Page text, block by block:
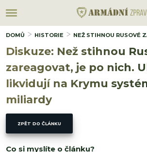
DOMŮ HISTORIE NEŽ STIHNOU RUSOVÉ
Diskuze: Než stihnou
zareagovat, je po nich.
likvidují na Krymu
miliardy
ZPĚT DO ČLÁNKU
Co si myslíte o článku?